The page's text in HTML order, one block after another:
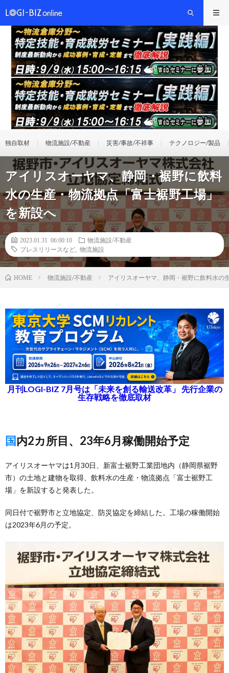
独自取材 物流施設/不動産 災害/事故/不祥事 テクノロジー/製品
アイリスオーヤマ、静岡・裾野に飲料
水の生産・物流拠点「富士裾野工場」
を新設へ
2023.01.31 06:00:10
物流施設/不動産
プレスリリースなど
物流施設
HOME 物流施設/不動産 アイリスオーヤマ、静岡・裾野に飲料水の
月刊LOGI-BIZ 7月号は「未来を創る輸送改革」 先行企業の
生存戦略を徹底取材
国内2カ所目、23年6月稼働開始予定
アイリスオーヤマは1月30日、新富士裾野工業団地内（静岡県裾野
市）の土地と建物を取得、飲料水の生産・物流拠点「富士裾野工
場」を新設すると発表した。
同日付で裾野市と立地協定、防災協定を締結した。工場の稼働開始
は2023年6月の予定。